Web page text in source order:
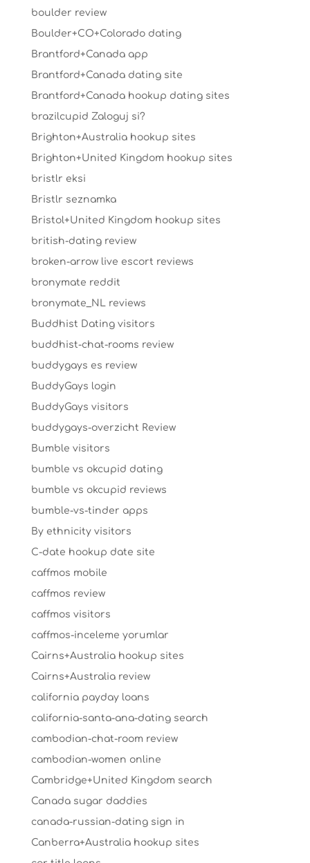
boulder review
Boulder+CO+Colorado dating
Brantford+Canada app
Brantford+Canada dating site
Brantford+Canada hookup dating sites
brazilcupid Zaloguj si?
Brighton+Australia hookup sites
Brighton+United Kingdom hookup sites
bristlr eksi
Bristlr seznamka
Bristol+United Kingdom hookup sites
british-dating review
broken-arrow live escort reviews
bronymate reddit
bronymate_NL reviews
Buddhist Dating visitors
buddhist-chat-rooms review
buddygays es review
BuddyGays login
BuddyGays visitors
buddygays-overzicht Review
Bumble visitors
bumble vs okcupid dating
bumble vs okcupid reviews
bumble-vs-tinder apps
By ethnicity visitors
C-date hookup date site
caffmos mobile
caffmos review
caffmos visitors
caffmos-inceleme yorumlar
Cairns+Australia hookup sites
Cairns+Australia review
california payday loans
california-santa-ana-dating search
cambodian-chat-room review
cambodian-women online
Cambridge+United Kingdom search
Canada sugar daddies
canada-russian-dating sign in
Canberra+Australia hookup sites